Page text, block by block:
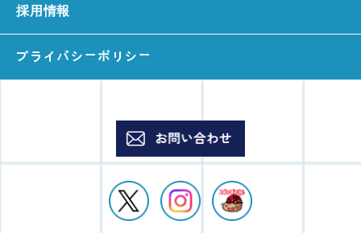
採用情報
プライバシーポリシー